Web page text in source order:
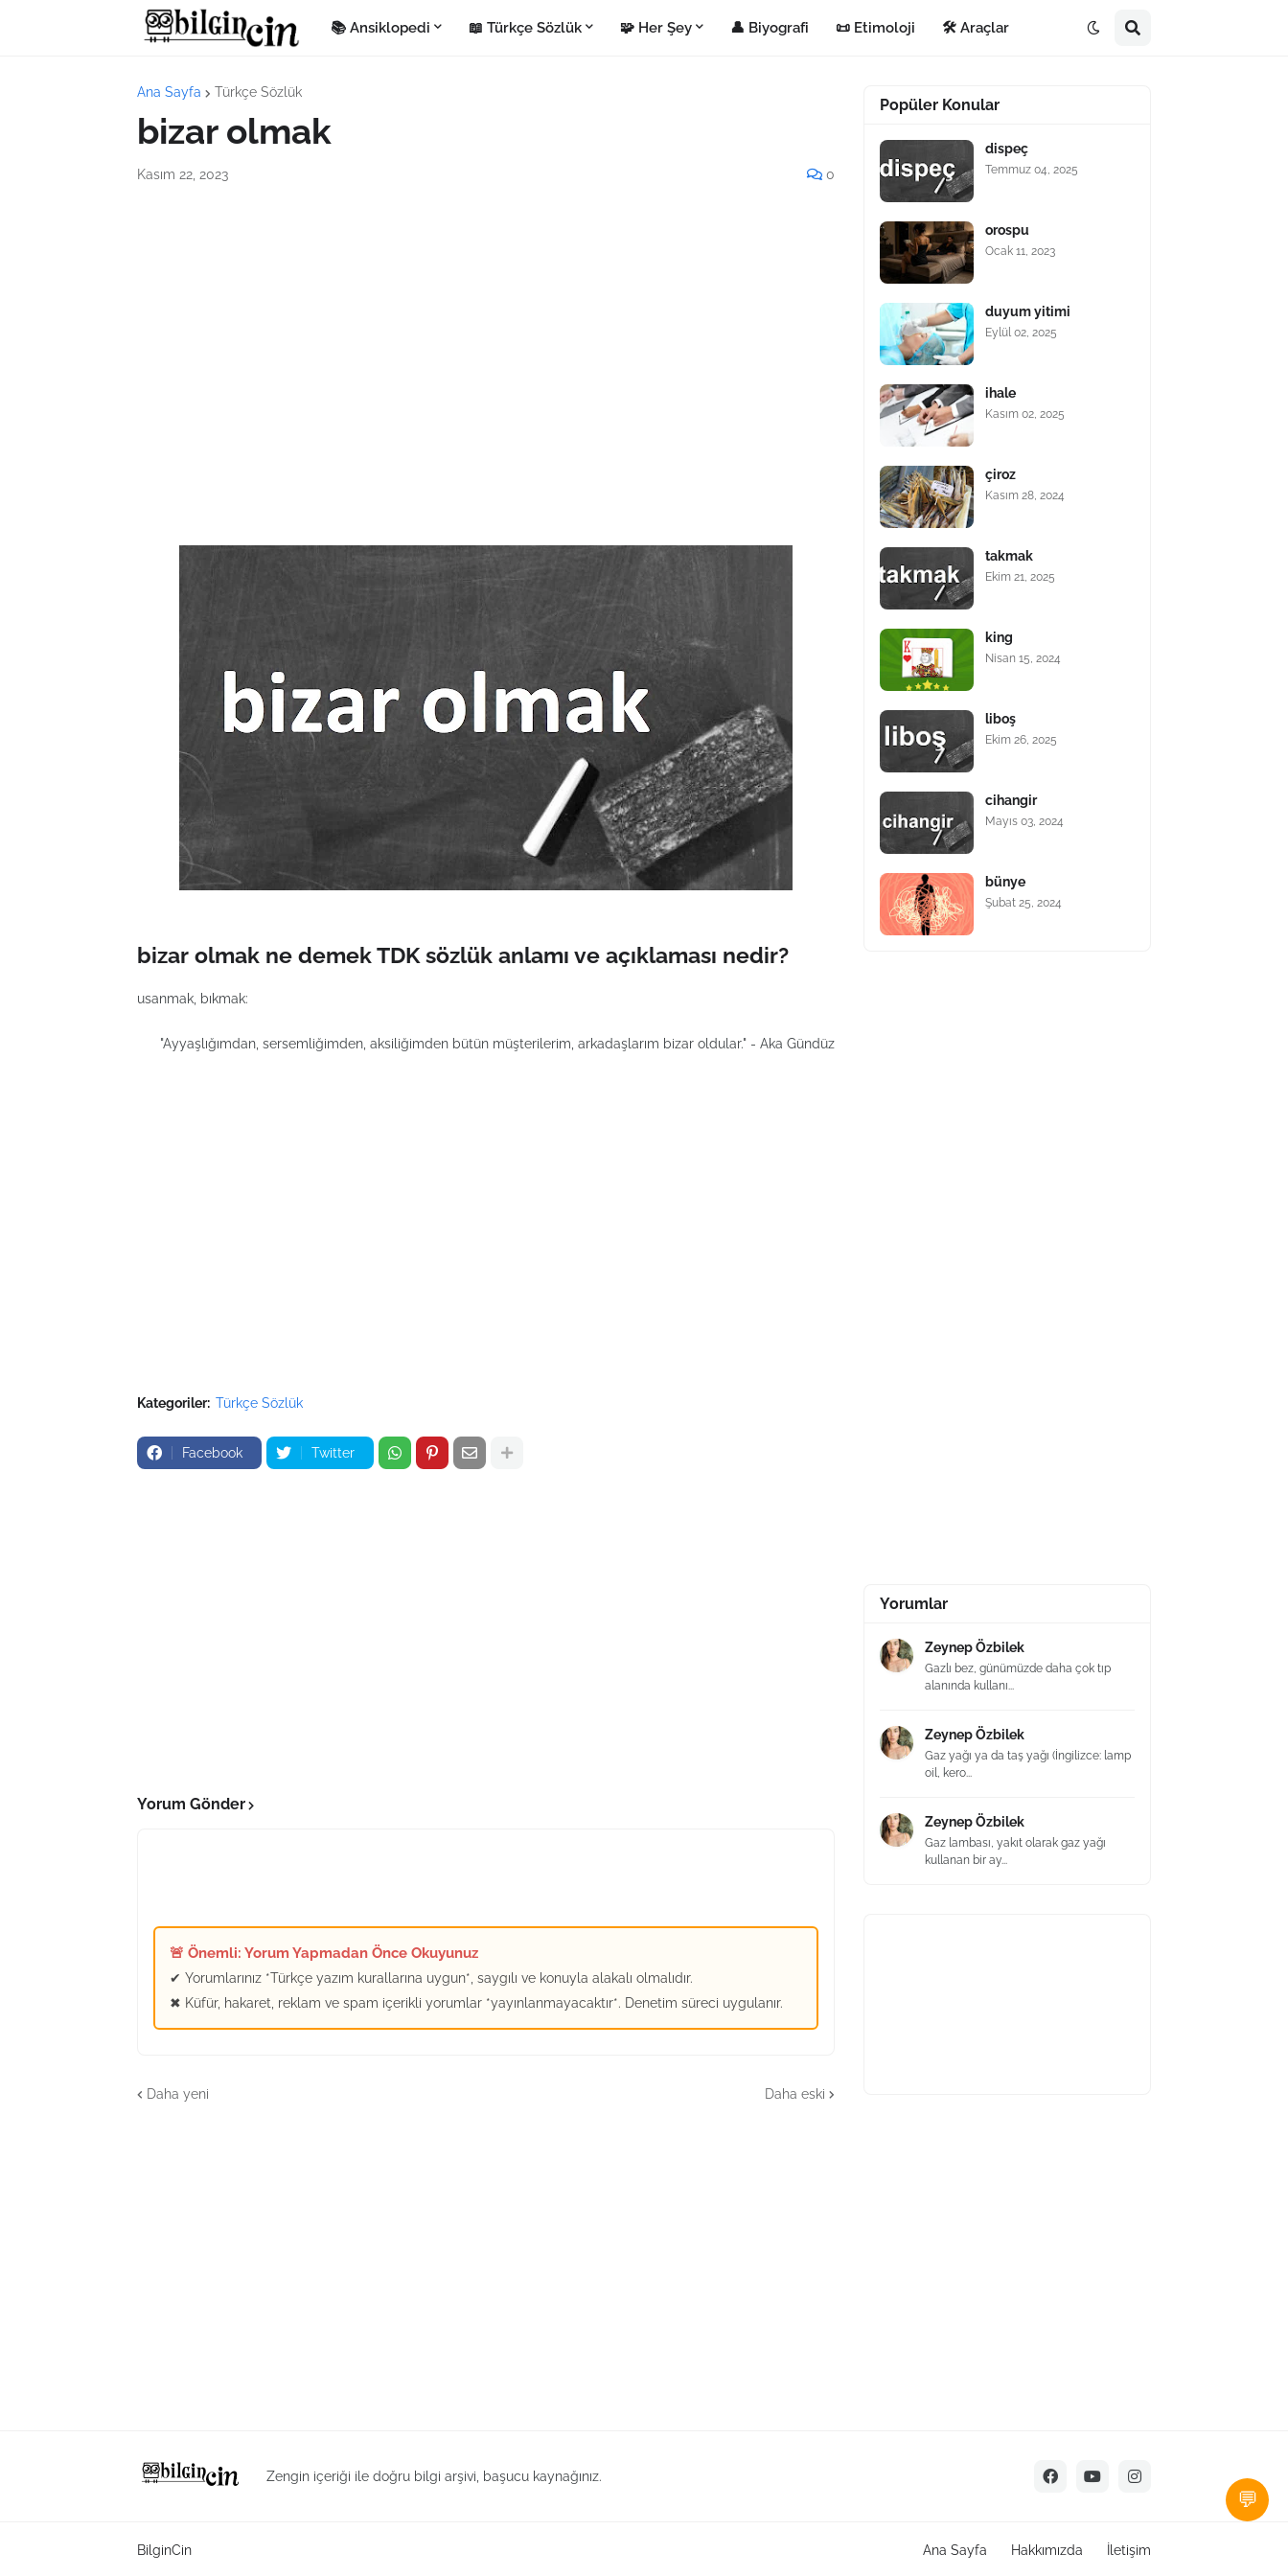
📚 Ansiklopedi 📖 Türkçe Sözlük 🧩 Her Şey 👤 Biyografi 📜 Etimoloji 🛠️ Araçlar
Ana Sayfa Türkçe Sözlük
bizar olmak
Kasım 22, 2023 0
bizar olmak ne demek TDK sözlük anlamı ve açıklaması nedir?
usanmak, bıkmak:
"Ayyaşlığımdan, sersemliğimden, aksiliğimden bütün müşterilerim, arkadaşlarım bizar oldular." - Aka Gündüz
Kategoriler: Türkçe Sözlük
Facebook Twitter
Yorum Gönder
🚨 Önemli: Yorum Yapmadan Önce Okuyunuz
✔ Yorumlarınız *Türkçe yazım kurallarına uygun*, saygılı ve konuyla alakalı olmalıdır.
✖ Küfür, hakaret, reklam ve spam içerikli yorumlar *yayınlanmayacaktır*. Denetim süreci uygulanır.
Daha yeni Daha eski
Popüler Konular
dispeç
Temmuz 04, 2025
orospu
Ocak 11, 2023
duyum yitimi
Eylül 02, 2025
ihale
Kasım 02, 2025
çiroz
Kasım 28, 2024
takmak
Ekim 21, 2025
king
Nisan 15, 2024
liboş
Ekim 26, 2025
cihangir
Mayıs 03, 2024
bünye
Şubat 25, 2024
Yorumlar
Zeynep Özbilek
Gazlı bez, günümüzde daha çok tıp
alanında kullanı...
Zeynep Özbilek
Gaz yağı ya da taş yağı (İngilizce: lamp
oil, kero...
Zeynep Özbilek
Gaz lambası, yakıt olarak gaz yağı
kullanan bir ay...
Zengin içeriği ile doğru bilgi arşivi, başucu kaynağınız.
BilginCin Ana Sayfa Hakkımızda İletişim
💬